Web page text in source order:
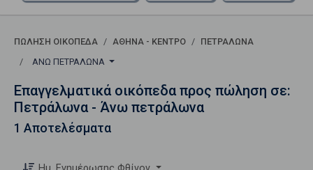
ΠΏΛΗΣΗ ΟΙΚΌΠΕΔΑ ΑΘΉΝΑ - ΚΈΝΤΡΟ
ΠΕΤΡΆΛΩΝΑ
ΆΝΩ ΠΕΤΡΆΛΩΝΑ
Επαγγελματικά οικόπεδα προς πώληση σε:
Πετράλωνα - Άνω πετράλωνα
1 Αποτελέσματα